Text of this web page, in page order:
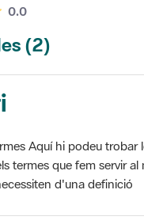
0.0La mitjana de les
(2)
Aquí hi podeu trobar
termes que fem servir al
d'una definició